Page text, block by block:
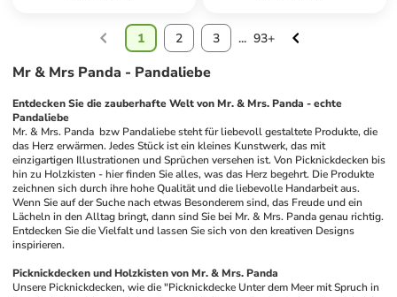
1 2 3 ... 93+
Mr & Mrs Panda - Pandaliebe
Entdecken Sie die zauberhafte Welt von Mr. & Mrs. Panda - echte
Pandaliebe
Mr. & Mrs. Panda  bzw Pandaliebe steht für liebevoll gestaltete Produkte, die
das Herz erwärmen. Jedes Stück ist ein kleines Kunstwerk, das mit
einzigartigen Illustrationen und Sprüchen versehen ist. Von Picknickdecken bis
hin zu Holzkisten - hier finden Sie alles, was das Herz begehrt. Die Produkte
zeichnen sich durch ihre hohe Qualität und die liebevolle Handarbeit aus.
Wenn Sie auf der Suche nach etwas Besonderem sind, das Freude und ein
Lächeln in den Alltag bringt, dann sind Sie bei Mr. & Mrs. Panda genau richtig.
Entdecken Sie die Vielfalt und lassen Sie sich von den kreativen Designs
inspirieren.
Picknickdecken und Holzkisten von Mr. & Mrs. Panda
Unsere Picknickdecken, wie die "Picknickdecke Unter dem Meer mit Spruch in